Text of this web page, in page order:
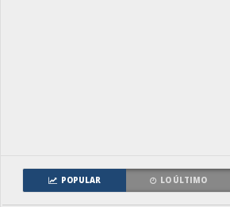
POPULAR LO ÚLTIMO